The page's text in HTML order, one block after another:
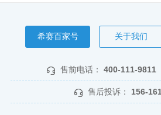
希赛百家号 关于我们
售前电话： 400-111-9811
售后投诉： 156-